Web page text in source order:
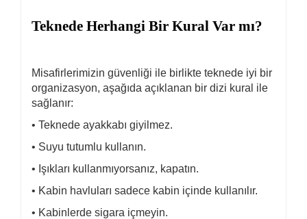
Teknede Herhangi Bir Kural Var mı?
Misafirlerimizin güvenliği ile birlikte teknede iyi bir
organizasyon, aşağıda açıklanan bir dizi kural ile
sağlanır:
• Teknede ayakkabı giyilmez.
• Suyu tutumlu kullanın.
• Işıkları kullanmıyorsanız, kapatın.
• Kabin havluları sadece kabin içinde kullanılır.
• Kabinlerde sigara içmeyin.